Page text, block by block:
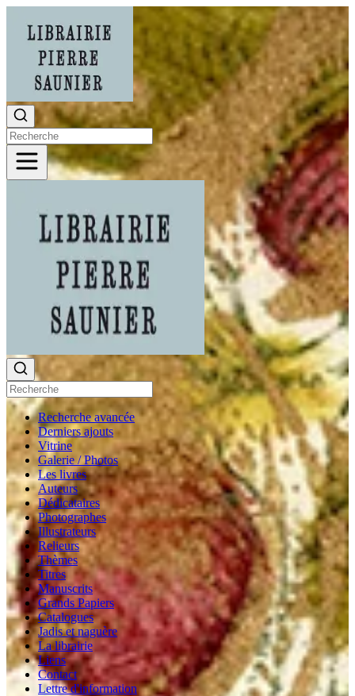
Recherche avancée
Derniers ajouts
Vitrine
Galerie / Photos
Les livres
Auteurs
Dédicataires
Photographes
Illustrateurs
Relieurs
Thèmes
Titres
Manuscrits
Grands Papiers
Catalogues
Jadis et naguère
La librairie
Liens
Contact
Lettre d'information